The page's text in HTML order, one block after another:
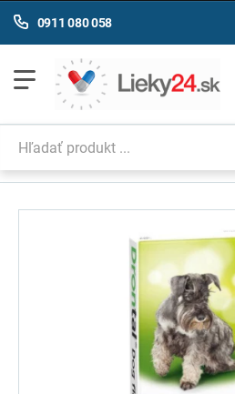
0911 080 058